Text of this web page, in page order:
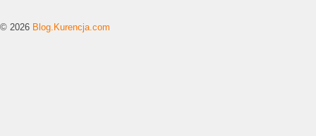
© 2026 Blog.Kurencja.com